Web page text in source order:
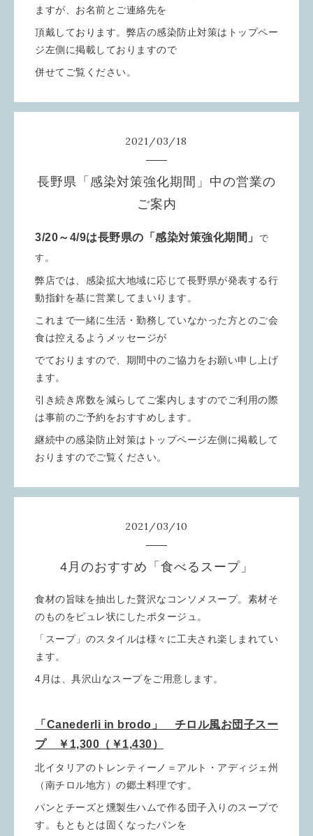
ますが、お名前とご連絡先を
頂戴しております。弊店の感染防止対策はトップペー
ジ左側に掲載しておりますので
併せてご覧ください。
2021/03/18
長野県「感染対策強化期間」中の営業の
ご案内
3/20～4/9は長野県の「感染対策強化期間」 で
す 。
弊店では、感染拡大地域に応じて長野県が発表する行
動指針を基に営業してまいります。
これまで一緒に生活・勤務していなかった方とのご会
食は控えるようメッセージが
でておりますので、期間中のご協力をお願い申し上げ
ます。
引き続き席数を減らしてご案内しますのでご利用の際
は事前のご予約をおすすめします。
継続中の感染防止対策はトップページ左側に掲載して
おりますのでご覧ください。
2021/03/10
4月のおすすめ「食べるスープ」
食材の旨味を抽出した贅沢なコンソメスープ。素材そ
のものをピュレ状にしたポタージュ。
「スープ」のスタイルは様々に工夫され楽しまれてい
ます。
4月は、具沢山なスープをご用意します。
「Canederli in brodo」 チロル風お団子スー
プ ￥1,300（￥1,430）
北イタリアのトレンティーノ＝アルト・アディジェ州
（南チロル地方）の郷土料理です。
パンとチーズと燻製生ハムで作る団子入りのスープで
す。もともとは固くなったパンを